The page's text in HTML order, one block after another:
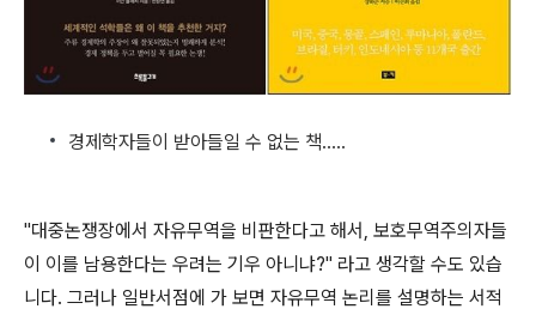
경제학자들이 받아들일 수 없는 책.....
"대중논쟁장에서 자유무역을 비판한다고 해서, 보호무역주의자들
이 이를 남용한다는 우려는 기우 아니냐?" 라고 생각할 수도 있습
니다. 그러나 일반서점에 가 보면 자유무역 논리를 설명하는 서적